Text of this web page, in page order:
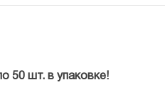
50 шт. в упаковке!